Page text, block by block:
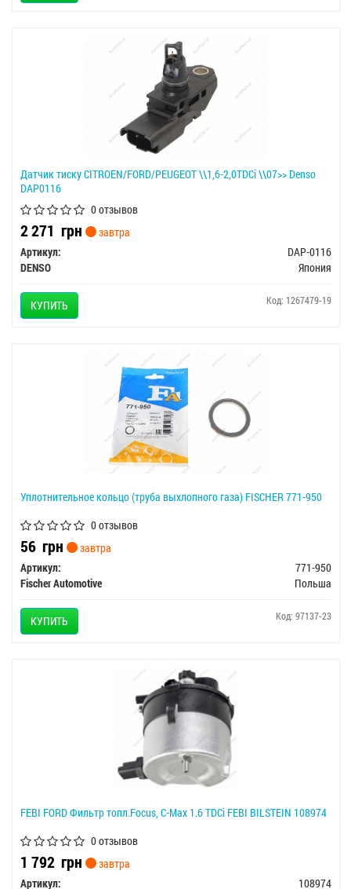
Датчик тиску CITROEN/FORD/PEUGEOT \\1,6-2,0TDCi \\07>> Denso
DAP0116
0 отзывов
2 271 грн
завтра
Артикул:
DAP-0116
DENSO
Япония
КУПИТЬ Код: 1267479-19
Уплотнительное кольцо (труба выхлопного газа) FISCHER 771-950
0 отзывов
56 грн
завтра
Артикул:
771-950
Fischer Automotive
Польша
КУПИТЬ Код: 97137-23
FEBI FORD Фильтр топл.Focus, C-Max 1.6 TDCi FEBI BILSTEIN 108974
0 отзывов
1 792 грн
завтра
Артикул:
108974